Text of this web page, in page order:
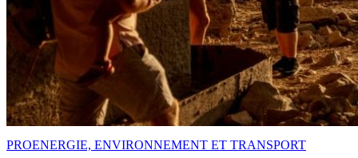
PROENERGIE, ENVIRONNEMENT ET TRANSPORT